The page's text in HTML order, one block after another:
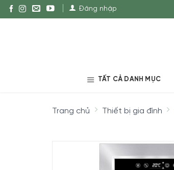
Đăng nhập
TẤT CẢ DANH MỤC
Trang chủ Thiết bị gia đình